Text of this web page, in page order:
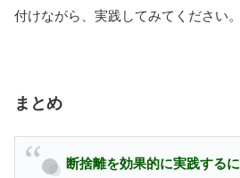
付けながら、実践してみてください。
まとめ
断捨離を効果的に実践する